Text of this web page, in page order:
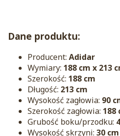
Dane produktu:
Producent: Adidar
Wymiary: 188 cm x 213
Szerokość: 188 cm
Długość: 213 cm
Wysokość zagłowia: 90
Szerokość zagłowia: 188
Grubość boku/przodku:
Wysokość skrzyni: 30 cm